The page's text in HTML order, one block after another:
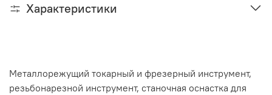
Характеристики
Металлорежущий токарный и фрезерный инструмент,
резьбонарезной инструмент, станочная оснастка для